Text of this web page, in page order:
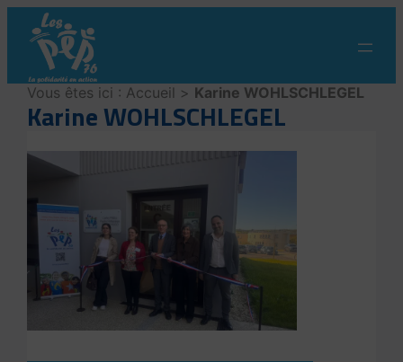
contenu
Vous êtes ici : Accueil > Karine WOHLSCHLEGEL
Karine WOHLSCHLEGEL